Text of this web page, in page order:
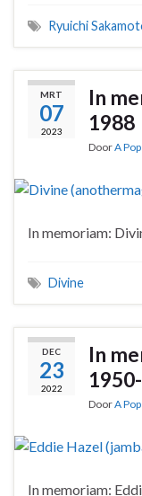
Ryuichi
MRT
07
2023
In
1988
DoorA
In memoriam:
Divine
DEC
23
2022
In
DoorA
In memoriam: